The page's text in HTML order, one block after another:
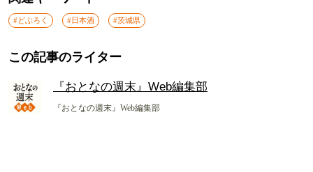
#どぶろく #日本酒 #茨城県
この記事のライター
『おとなの週末』Web編集部
『おとなの週末』Web編集部